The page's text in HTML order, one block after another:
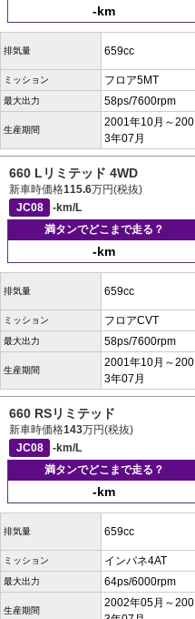
-km
排気量 659cc
ミッション フロア5MT
最大出力 58ps/7600rpm
生産期間
2001年10月～200
3年07月
660 Lリミテッド 4WD
新車時価格115.6万円(税抜)
JC08
-km/L
満タンでどこまで走る？
-km
排気量 659cc
ミッション フロアCVT
最大出力 58ps/7600rpm
生産期間
2001年10月～200
3年07月
660 RSリミテッド
新車時価格143万円(税抜)
JC08
-km/L
満タンでどこまで走る？
-km
排気量 659cc
ミッション インパネ4AT
最大出力 64ps/6000rpm
生産期間
2002年05月～200